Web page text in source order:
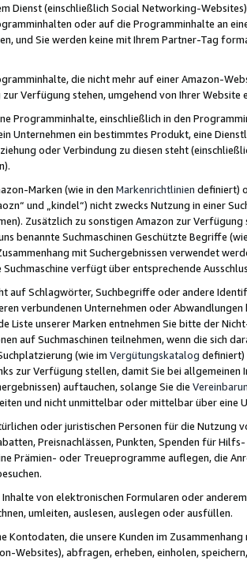
Dienst (einschließlich Social Networking-
oder auf die Programminhalte an
und Sie werden keine mit Ihrem Partner-Tag
die nicht mehr auf einer Amazon-
Verfügung stehen, umgehend von Ihrer
Programminhalte, einschließlich in den
Unternehmen ein bestimmtes Produkt, eine
oder Verbindung zu diesen steht
Marken (wie in den Markenrichtlinien definiert)
und „kindel“) nicht zwecks Nutzung in einer
Zusätzlich zu sonstigen Amazon zur
benannte Suchmaschinen Geschützte Begriffe
mit Suchergebnissen verwendet
verfügt über entsprechende
auf Schlagwörter, Suchbegriffe oder andere
verbundenen Unternehmen oder
Liste unserer Marken entnehmen Sie bitte der
auf Suchmaschinen teilnehmen, wenn die sich
(wie im Vergütungskatalog definiert)
zur Verfügung stellen, damit Sie bei
auftauchen, solange Sie die
und nicht unmittelbar oder mittelbar über eine
oder juristischen Personen für die Nutzung
Preisnachlässen, Punkten, Spenden für
Prämien- oder Treueprogramme auflegen, die
Inhalte von elektronischen Formularen oder
umleiten, auslesen, auslegen oder ausfüllen.
Kontodaten, die unsere Kunden im
Websites), abfragen, erheben, einholen,